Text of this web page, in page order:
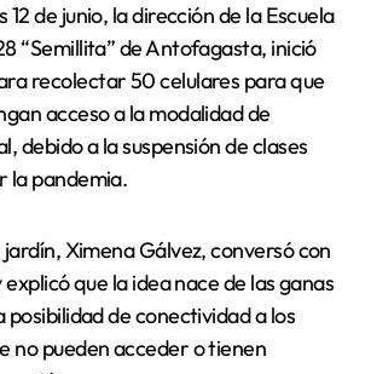
“Semillita” de Antofagasta, inició
recolectar 50 celulares para que
acceso a la modalidad de
debido a la suspensión de clases
la pandemia.
Ximena Gálvez, conversó con
que la idea nace de las ganas
posibilidad de conectividad a los
no pueden acceder o tienen